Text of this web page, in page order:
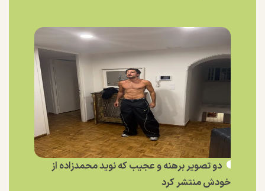
دو تصویر برهنه و عجیب که نوید محمدزاده از
خودش منتشر کرد